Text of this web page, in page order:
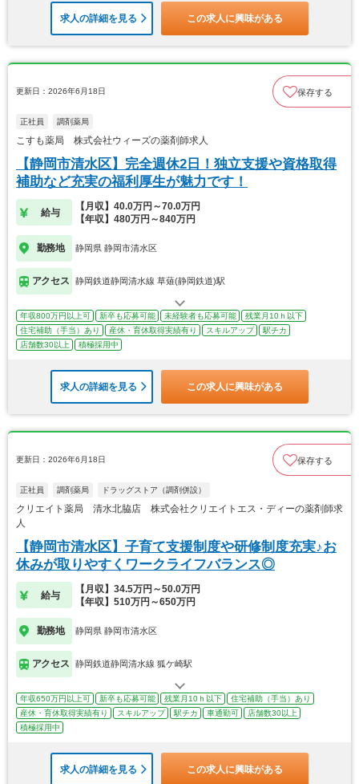
求人の詳細を見る この求人に興味がある
更新日：2026年6月18日 保存する
正社員 調剤薬局
こすも薬局 株式会社ウィーズの薬剤師求人
【静岡市清水区】完全週休2日！独立支援や資格取得
補助など充実の福利厚生が魅力です！
給与
【月収】40.0万円～70.0万円
【年収】480万円～840万円
勤務地 静岡県 静岡市清水区
アクセス 静岡鉄道静岡清水線 草薙(静岡鉄道)駅
年収800万円以上可 新卒も応募可能 未経験者も応募可能
残業月10ｈ以下
住宅補助（手当）あり
産休・育休取得実績有り スキルアップ
駅チカ
店舗数30以上
積極採用中
求人の詳細を見る この求人に興味がある
更新日：2026年6月18日 保存する
正社員 調剤薬局 ドラッグストア（調剤併設）
クリエイト薬局 清水北脇店 株式会社クリエイトエス・ディーの薬剤師求
人
【静岡市清水区】子育て支援制度や研修制度充実♪お
休みが取りやすくワークライフバランス◎
給与
【月収】34.5万円～50.0万円
【年収】510万円～650万円
勤務地 静岡県 静岡市清水区
アクセス 静岡鉄道静岡清水線 狐ケ崎駅
年収650万円以上可 新卒も応募可能 残業月10ｈ以下
住宅補助（手当）あり
産休・育休取得実績有り
スキルアップ 駅チカ 車通勤可
店舗数30以上
積極採用中
求人の詳細を見る この求人に興味がある